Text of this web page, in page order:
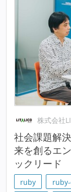
株式会社
社会課題解
来を創るエ
ックリード
ruby